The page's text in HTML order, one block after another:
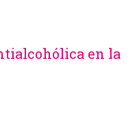
en la